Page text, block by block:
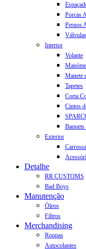
Porcas
Pernos
Interior
Volante
Manete
Tapetes
Corta
Cintos
Exterior
Detalhe
RR CUSTOMS
Bad Boys
Manutenção
Óleos
Filtros
Merchandising
Roupas
Autocolantes